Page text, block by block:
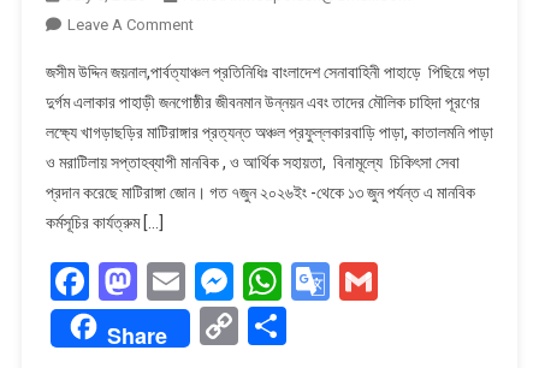
Leave A CommentOn
জোনের
উদ্যেগে
সপ্তাহব্যাপী
মানবিক
ও
বিনামূল্যে
চিকিৎসা
সেবা
জসীম উদ্দিন জয়নাল,পার্বত্যাঞ্চল প্রতিনিধিঃ বাংলাদেশ সেনাবাহিনী পাহাড়ে পিছিয়ে পড়া
দুর্গম এলাকার পাহাড়ী জনগোষ্ঠীর জীবনমান উন্নয়ন এবং তাদের মৌলিক চাহিদা পূরণের
লক্ষ্যে খাগড়াছড়ির মাটিরাঙ্গার প্রত্যন্ত অঞ্চল প্রফুল্লকারবাড়ি পাড়া, কাতালমনি পাড়া
ও মরাটিলায় সপ্তাহব্যাপী মানবিক , ও আর্থিক সহায়তা, বিনামূল্যে চিকিৎসা সেবা
প্রদান করেছে মাটিরাঙ্গা জোন। গত ৭জুন ২০২৬ইং -থেকে ১৩ জুন পর্যন্ত এ মানবিক
কর্মসূচির কার্যত্রুম […]
Facebook
Mastodon
EmailMessenger
WhatsApp
Google
Gmail
Share
CopyShare